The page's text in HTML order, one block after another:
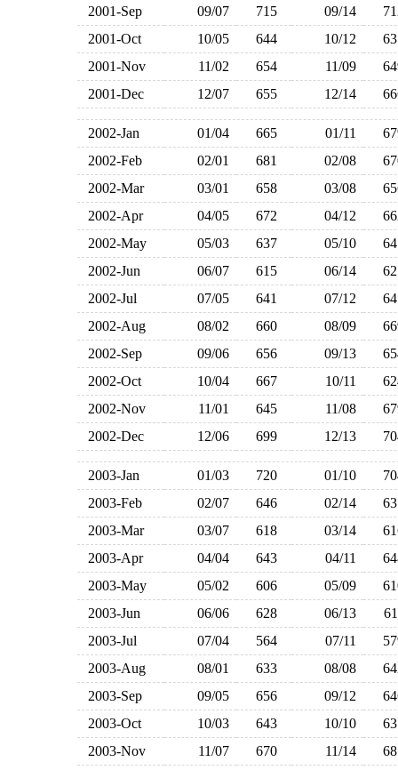
2001-Sep 09/07 715 09/14
2001-Oct
10/05 644 10/12
2001-Nov
11/02 654 11/09
2001-Dec
12/07 655 12/14
2002-Jan 01/04 665 01/11
2002-Feb
02/01 681 02/08
2002-Mar
03/01 658 03/08
2002-Apr
04/05 672 04/12
2002-May
05/03 637 05/10
2002-Jun
06/07 615 06/14
2002-Jul
07/05 641 07/12
2002-Aug
08/02 660 08/09
2002-Sep
09/06 656 09/13
2002-Oct
10/04 667 10/11
2002-Nov
11/01 645 11/08
2002-Dec
12/06 699 12/13
2003-Jan 01/03 720 01/10
2003-Feb
02/07 646 02/14
2003-Mar
03/07 618 03/14
2003-Apr
04/04 643 04/11
2003-May
05/02 606 05/09
2003-Jun
06/06 628 06/13
2003-Jul
07/04 564 07/11
2003-Aug
08/01 633 08/08
2003-Sep
09/05 656 09/12
2003-Oct
10/03 643 10/10
2003-Nov
11/07 670 11/14